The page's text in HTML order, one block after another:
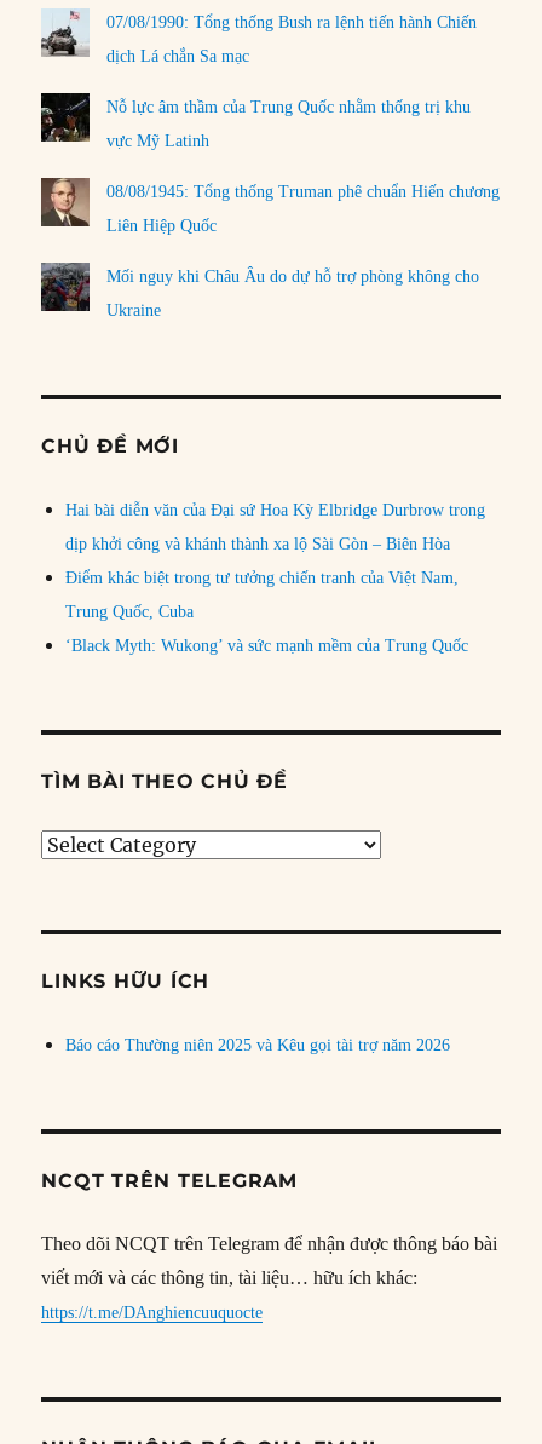
07/08/1990: Tổng thống Bush ra lệnh tiến hành Chiến
dịch Lá chắn Sa mạc
Nỗ lực âm thầm của Trung Quốc nhằm thống trị khu
vực Mỹ Latinh
08/08/1945: Tổng thống Truman phê chuẩn Hiến chương
Liên Hiệp Quốc
Mối nguy khi Châu Âu do dự hỗ trợ phòng không cho
Ukraine
CHỦ ĐỀ MỚI
Hai bài diễn văn của Đại sứ Hoa Kỳ Elbridge Durbrow trong
dịp khởi công và khánh thành xa lộ Sài Gòn – Biên Hòa
Điểm khác biệt trong tư tưởng chiến tranh của Việt Nam,
Trung Quốc, Cuba
‘Black Myth: Wukong’ và sức mạnh mềm của Trung Quốc
TÌM BÀI THEO CHỦ ĐỀ
Tìm
đề
LINKS HỮU ÍCH
Báo cáo Thường niên 2025 và Kêu gọi tài trợ năm 2026
NCQT TRÊN TELEGRAM
Theo dõi NCQT trên Telegram để nhận được thông báo bài
viết mới và các thông tin, tài liệu… hữu ích khác:
https://t.me/DAnghiencuuquocte